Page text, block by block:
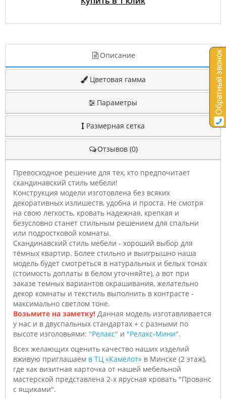
Описание
Цветовая гамма
Параметры
Размерная сетка
Отзывов (0)
Превосходное решение для тех, кто предпочитает
скандинавский стиль мебели!
Конструкция модели изготовлена без всяких
декоративных излишеств, удобна и проста. Не смотря
на свою легкость, кровать надежная, крепкая и
безусловно станет стильным решением для спальни
или подростковой комнаты.
Скандинавский стиль мебели - хороший выбор для
тёмных квартир. Более стильно и выигрышно наша
модель будет смотреться в натуральных и белых тонах
(стоимость доплаты в белом уточняйте), а вот при
заказе темных вариантов окрашивания, желательно
декор комнаты и текстиль выполнить в контрасте -
максимально светлом тоне.
Возьмите на заметку! Данная модель изготавливается
у нас и в двуспальных стандартах + с разными по
высоте изголовьями: "Релакс" и "Релакс-Мини".
Всех желающих оценить качество наших изделий
вживую приглашаем в ТЦ «Камелот» в Минске (2 этаж),
где как визитная карточка от нашей мебельной
мастерской представлена 2-х ярусная кровать "Прованс
с ящиками".